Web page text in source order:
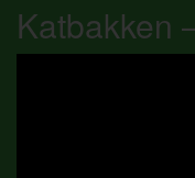
Katbakken